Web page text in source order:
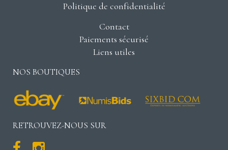
Politique de confidentialité
Contact
Paiements sécurisé
Liens utiles
NOS BOUTIQUES
RETROUVEZ-NOUS SUR